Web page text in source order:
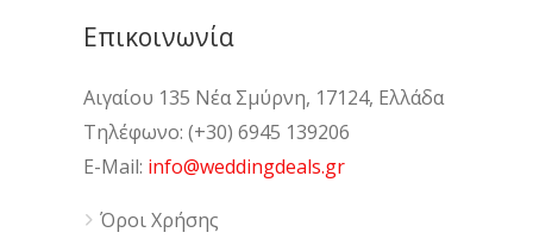
Επικοινωνία
Αιγαίου 135 Νέα Σμύρνη, 17124, Ελλάδα
Τηλέφωνο: (+30) 6945 139206
E-Mail: info@weddingdeals.gr
Όροι Χρήσης